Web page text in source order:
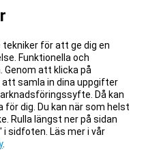
tekniker för att ge dig en
Funktionella och
Genom att klicka på
att samla in dina uppgifter
Då kan
för dig. Du kan när som helst
Rulla längst ner på sidan
i sidfoten. Läs mer i vår
.